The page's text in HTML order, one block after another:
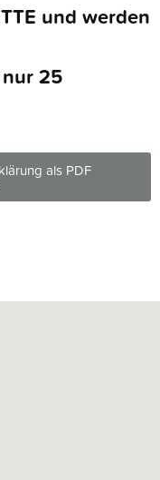
und wer­den
25
als PDF